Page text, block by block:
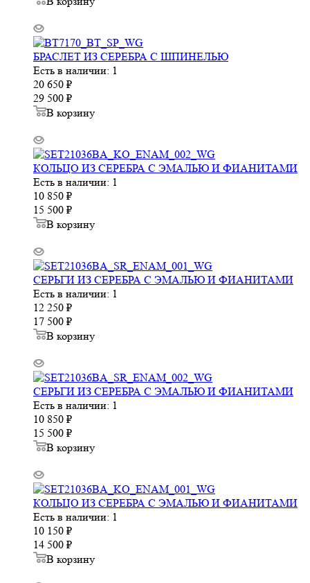
БРАСЛЕТ ИЗ СЕРЕБРА С ШПИНЕЛЬЮ
Есть в наличии: 1
20 650 ₽
29 500 ₽
В корзину
КОЛЬЦО ИЗ СЕРЕБРА С ЭМАЛЬЮ И ФИАНИТАМИ
Есть в наличии: 1
10 850 ₽
15 500 ₽
В корзину
СЕРЬГИ ИЗ СЕРЕБРА С ЭМАЛЬЮ И ФИАНИТАМИ
Есть в наличии: 1
12 250 ₽
17 500 ₽
В корзину
СЕРЬГИ ИЗ СЕРЕБРА С ЭМАЛЬЮ И ФИАНИТАМИ
Есть в наличии: 1
10 850 ₽
15 500 ₽
В корзину
КОЛЬЦО ИЗ СЕРЕБРА С ЭМАЛЬЮ И ФИАНИТАМИ
Есть в наличии: 1
10 150 ₽
14 500 ₽
В корзину